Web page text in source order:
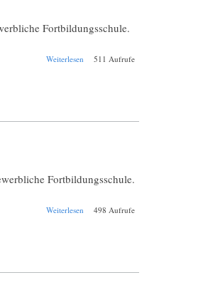
Fortbildungsschule.
Weiterlesen über Schul-
511 Aufrufe
Fortbildungsschule.
Weiterlesen über Schul-
498 Aufrufe